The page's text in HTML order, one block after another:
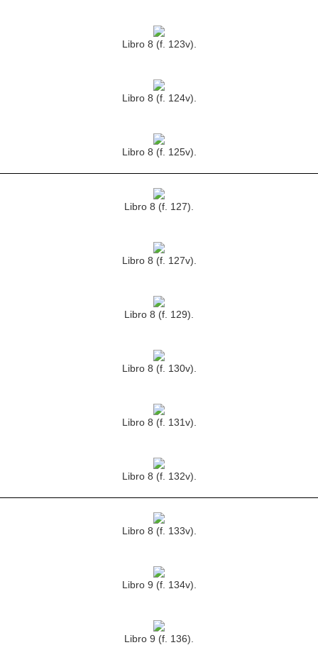
Libro 8 (f. 123v).
Libro 8 (f. 124v).
Libro 8 (f. 125v).
Libro 8 (f. 127).
Libro 8 (f. 127v).
Libro 8 (f. 129).
Libro 8 (f. 130v).
Libro 8 (f. 131v).
Libro 8 (f. 132v).
Libro 8 (f. 133v).
Libro 9 (f. 134v).
Libro 9 (f. 136).